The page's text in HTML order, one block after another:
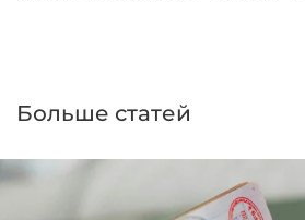
Больше статей